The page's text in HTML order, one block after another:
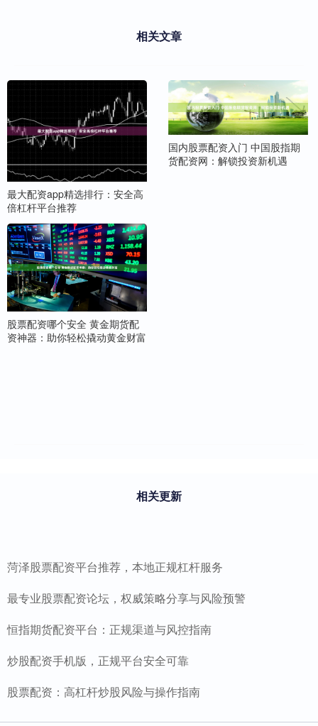
相关文章
最大配资app精选排行：安全高
倍杠杆平台推荐
国内股票配资入门 中国股指期
货配资网：解锁投资新机遇
股票配资哪个安全 黄金期货配
资神器：助你轻松撬动黄金财富
相关更新
菏泽股票配资平台推荐，本地正规杠杆服务
最专业股票配资论坛，权威策略分享与风险预警
恒指期货配资平台：正规渠道与风控指南
炒股配资手机版，正规平台安全可靠
股票配资：高杠杆炒股风险与操作指南